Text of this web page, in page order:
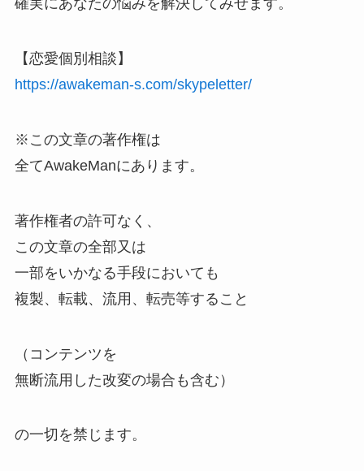
確実にあなたの悩みを解決してみせます。
【恋愛個別相談】
https://awakeman-s.com/skypeletter/
※この文章の著作権は
全てAwakeManにあります。
著作権者の許可なく、
この文章の全部又は
一部をいかなる手段においても
複製、転載、流用、転売等すること
（コンテンツを
無断流用した改変の場合も含む）
の一切を禁じます。